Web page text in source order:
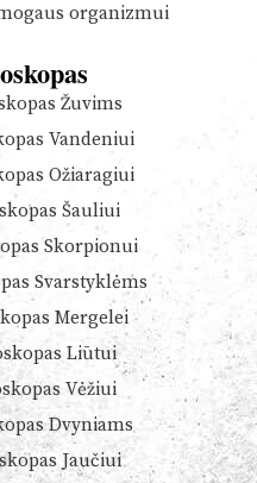
organizmui
Žuvims
Vandeniui
Ožiaragiui
Šauliui
Skorpionui
Svarstyklėms
Mergelei
Liūtui
Vėžiui
Dvyniams
Jaučiui